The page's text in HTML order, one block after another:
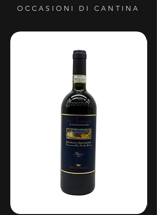
OCCASIONI DI CANTINA